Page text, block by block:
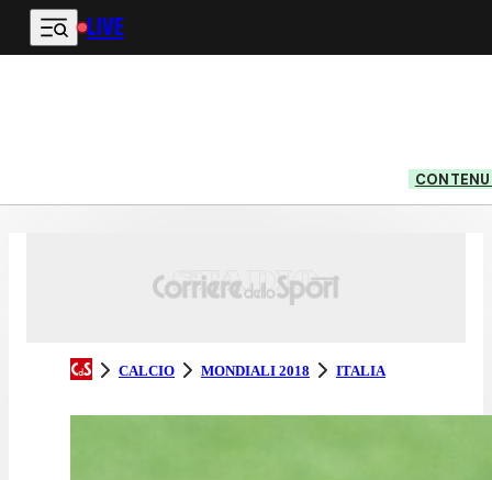
Vai al contenuto principale
LIVE
CALCIO MONDIALI 2018 ITALIA